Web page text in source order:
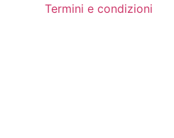
Termini e condizioni